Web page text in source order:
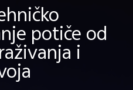
potiče od
i